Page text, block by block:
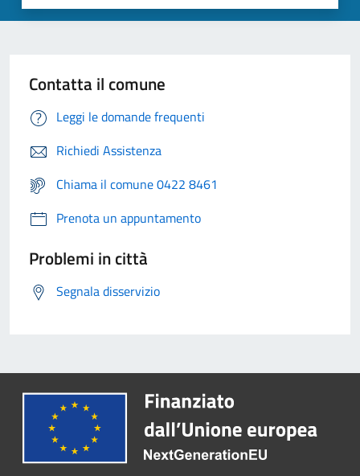
Contatta il comune
Leggi le domande frequenti
Richiedi Assistenza
Chiama il comune 0422 8461
Prenota un appuntamento
Problemi in città
Segnala disservizio